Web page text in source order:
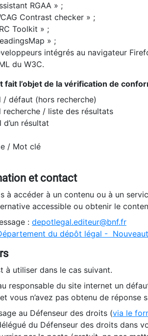
RGAA » ;
Contrast checker » ;
Toolkit » ;
» ;
intégrés au navigateur
du W3C.
fait l’objet de la vérification de
/ défaut (hors recherche)
recherche / liste des résultats
résultat
/ Mot clé
et contact
à accéder à un contenu ou à un
accessible ou obtenir le
: depotlegal.editeur@bnf.fr
du dépôt légal -
à utiliser dans le cas suivant.
responsable du site internet un
vous n’avez pas obtenu de réponse
au Défenseur des droits (via le
du Défenseur des droits dans